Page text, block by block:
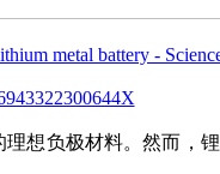
metal battery -
想负极材料。然而，